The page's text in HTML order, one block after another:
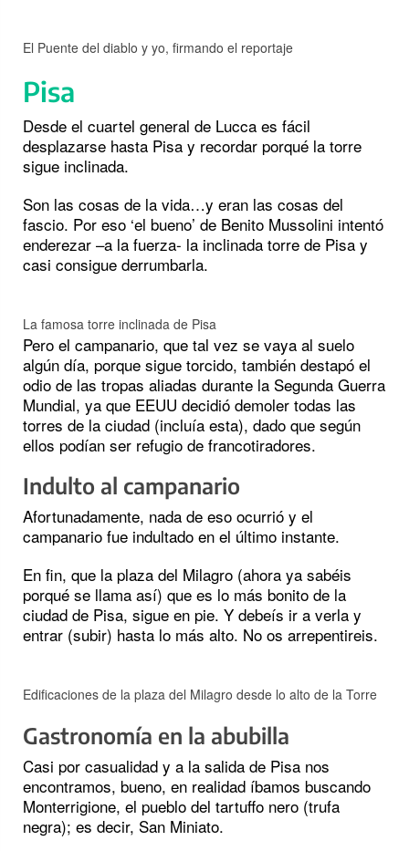
El Puente del diablo y yo, firmando el reportaje
Pisa
Desde el cuartel general de Lucca es fácil
desplazarse hasta Pisa y recordar porqué la torre
sigue inclinada.
Son las cosas de la vida…y eran las cosas del
fascio. Por eso ‘el bueno’ de Benito Mussolini intentó
enderezar –a la fuerza- la inclinada torre de Pisa y
casi consigue derrumbarla.
La famosa torre inclinada de Pisa
Pero el campanario, que tal vez se vaya al suelo
algún día, porque sigue torcido, también destapó el
odio de las tropas aliadas durante la Segunda Guerra
Mundial, ya que EEUU decidió demoler todas las
torres de la ciudad (incluía esta), dado que según
ellos podían ser refugio de francotiradores.
Indulto al campanario
Afortunadamente, nada de eso ocurrió y el
campanario fue indultado en el último instante.
En fin, que la plaza del Milagro (ahora ya sabéis
porqué se llama así) que es lo más bonito de la
ciudad de Pisa, sigue en pie. Y debeís ir a verla y
entrar (subir) hasta lo más alto. No os arrepentireis.
Edificaciones de la plaza del Milagro desde lo alto de la Torre
Gastronomía en la abubilla
Casi por casualidad y a la salida de Pisa nos
encontramos, bueno, en realidad íbamos buscando
Monterrigione, el pueblo del tartuffo nero (trufa
negra); es decir, San Miniato.